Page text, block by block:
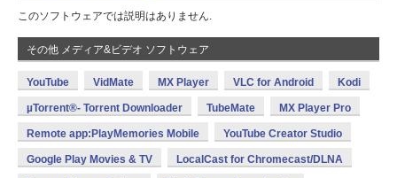
このソフトウェアでは説明はありません.
その他 メディア&ビデオ ソフトウェア
YouTube VidMate MX Player VLC for Android Kodi
µTorrent®- Torrent Downloader TubeMate MX Player Pro
Remote app:PlayMemories Mobile YouTube Creator Studio
Google Play Movies & TV LocalCast for Chromecast/DLNA